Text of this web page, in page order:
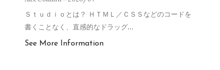
Ｓｔｕｄｉｏとは？ ＨＴＭＬ／ＣＳＳなどのコードを
書くことなく、直感的なドラッグ…
See More Information